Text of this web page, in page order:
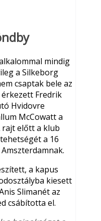
mindig
a Silkeborg
csaptak bele az
Fredrik
Hvidovre
McCowatt a
rajt előtt a klub
a 16
a kapus
kiesett
Slimanét az
csábította el.